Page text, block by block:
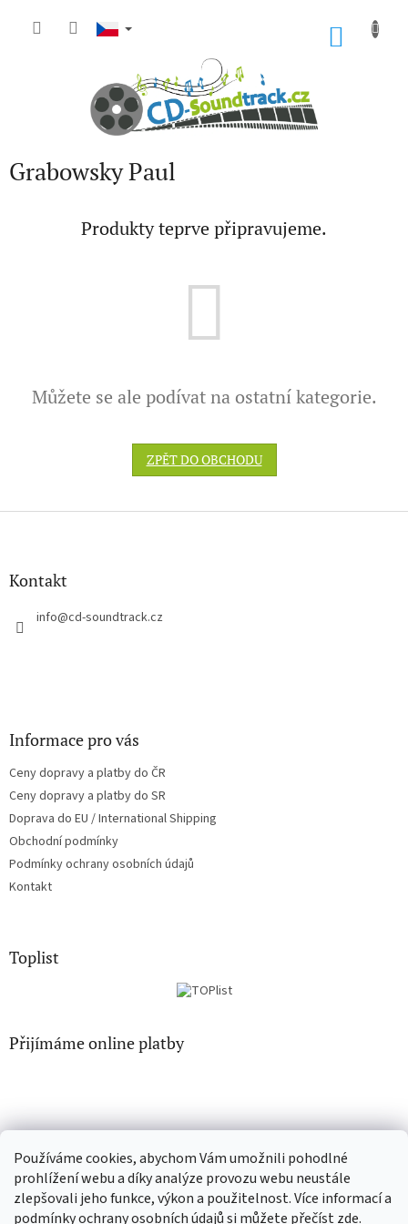
Používáme cookies, abychom Vám umožnili pohodlné
prohlížení webu a díky analýze provozu webu neustále
zlepšovali jeho funkce, výkon a použitelnost. Více informací a
podmínky ochrany osobních údajů si můžete přečístzde.
Grabowsky Paul
Produkty teprve připravujeme.
Můžete se ale podívat na ostatní kategorie.
ZPĚT DO OBCHODU
Z
Kontakt
info@cd-soundtrack.cz
Informace pro vás
Ceny dopravy a platby do ČR
Ceny dopravy a platby do SR
Doprava do EU / International Shipping
Obchodní podmínky
Podmínky ochrany osobních údajů
Kontakt
Toplist
Přijímáme online platby
CD-hudba.cz EN-filmy.cz